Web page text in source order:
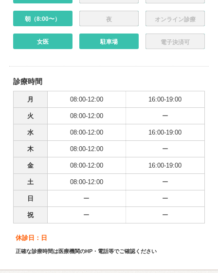
朝（8:00〜） 夜 オンライン診療
女医 駐車場 電子決済可
診療時間
月 08:00-12:00 16:00-19:00
火 08:00-12:00 ー
水 08:00-12:00 16:00-19:00
木 08:00-12:00 ー
金 08:00-12:00 16:00-19:00
土 08:00-12:00 ー
日 ー ー
祝 ー ー
休診日：日
正確な診療時間は医療機関のHP・電話等でご確認ください